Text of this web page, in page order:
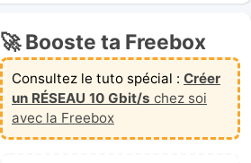
🚀 Booste ta Freebox
Consultez le tuto spécial : Créer
un RÉSEAU 10 Gbit/s chez soi
avec la Freebox